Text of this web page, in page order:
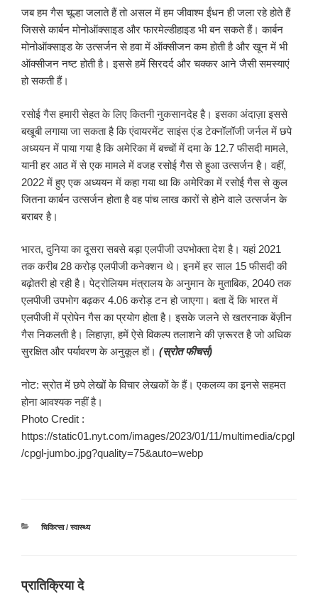
जब हम गैस चूल्हा जलाते हैं तो असल में हम जीवाश्म ईंधन ही जला रहे होते हैं
जिससे कार्बन मोनोऑक्साइड और फारमेल्डीहाइड भी बन सकते हैं। कार्बन
मोनोऑक्साइड के उत्सर्जन से हवा में ऑक्सीजन कम होती है और खून में भी
ऑक्सीजन नष्ट होती है। इससे हमें सिरदर्द और चक्कर आने जैसी समस्याएं
हो सकती हैं।
रसोई गैस हमारी सेहत के लिए कितनी नुकसानदेह है। इसका अंदाज़ा इससे
बखूबी लगाया जा सकता है कि एंवायरमेंट साइंस एंड टेक्नॉलॉजी जर्नल में छपे
अध्ययन में पाया गया है कि अमेरिका में बच्चों में दमा के 12.7 फीसदी मामले,
यानी हर आठ में से एक मामले में वजह रसोई गैस से हुआ उत्सर्जन है। वहीं,
2022 में हुए एक अध्ययन में कहा गया था कि अमेरिका में रसोई गैस से कुल
जितना कार्बन उत्सर्जन होता है वह पांच लाख कारों से होने वाले उत्सर्जन के
बराबर है।
भारत, दुनिया का दूसरा सबसे बड़ा एलपीजी उपभोक्ता देश है। यहां 2021
तक करीब 28 करोड़ एलपीजी कनेक्शन थे। इनमें हर साल 15 फीसदी की
बढ़ोतरी हो रही है। पेट्रोलियम मंत्रालय के अनुमान के मुताबिक, 2040 तक
एलपीजी उपभोग बढ़कर 4.06 करोड़ टन हो जाएगा। बता दें कि भारत में
एलपीजी में प्रोपेन गैस का प्रयोग होता है। इसके जलने से खतरनाक बेंज़ीन
गैस निकलती है। लिहाज़ा, हमें ऐसे विकल्प तलाशने की ज़रूरत है जो अधिक
सुरक्षित और पर्यावरण के अनुकूल हों। (स्रोत फीचर्स)
नोट: स्रोत में छपे लेखों के विचार लेखकों के हैं। एकलव्य का इनसे सहमत
होना आवश्यक नहीं है।
Photo Credit :
https://static01.nyt.com/images/2023/01/11/multimedia/cpgl
/cpgl-jumbo.jpg?quality=75&auto=webp
श्रेणियाँ
चिकित्सा / स्वास्थ्य
प्रातिक्रिया दे